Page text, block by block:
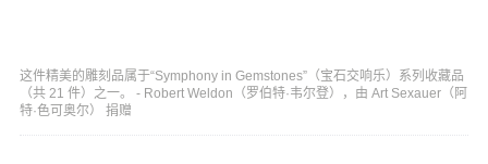
这件精美的雕刻品属于“Symphony in Gemstones”（宝石交响乐）系列收藏品
（共 21 件）之一。 - Robert Weldon（罗伯特·韦尔登），由 Art Sexauer（阿
特·色可奥尔） 捐赠